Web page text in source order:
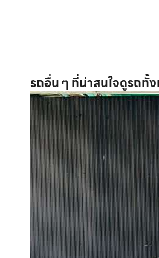
รถอื่น ๆ ที่น่าสนใจดูรถทั้